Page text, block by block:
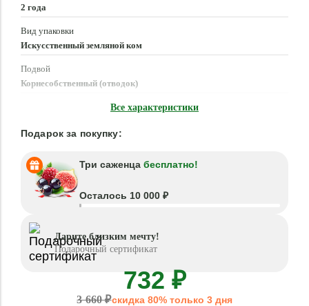
2 года
Вид упаковки
Искусственный земляной ком
Подвой
Корнесобственный (отводок)
Все характеристики
Подарок за покупку:
Три саженца бесплатно!
Осталось 10 000 ₽
Дарите близким мечту!
Подарочный сертификат
732 ₽
3 660 ₽скидка 80% только 3 дня